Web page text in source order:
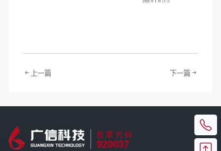
上一篇 下一篇
股票代码
920037